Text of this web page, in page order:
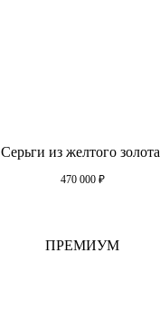
Серьги из желтого золота
470 000 ₽
ПРЕМИУМ